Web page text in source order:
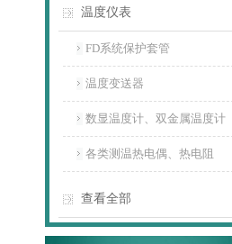
温度仪表
FD系统保护套管
温度变送器
数显温度计、双金属温度计
各类测温热电偶、热电阻
查看全部